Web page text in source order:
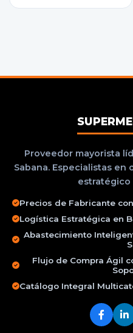
Proveedor mayorista
Sabana. Especialistas
estratégico
Precios de Fabricante
Logística Estratégica en
Abastecimiento
Flujo de Compra Ágil
Catálogo Integral